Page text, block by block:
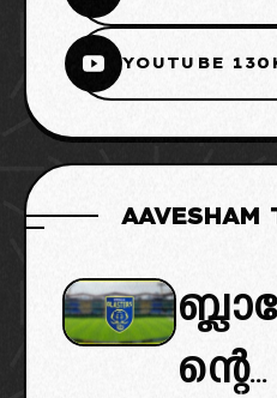
YOUTUBE
ന്റെ